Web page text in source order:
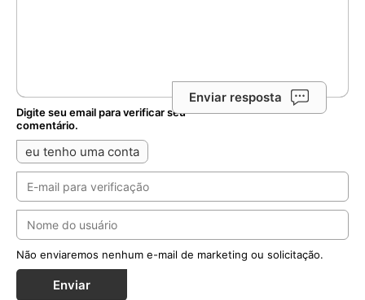
Enviar resposta
Digite seu email para verificar seu
comentário.
eu tenho uma conta
Não enviaremos nenhum e-mail de marketing ou solicitação.
Enviar